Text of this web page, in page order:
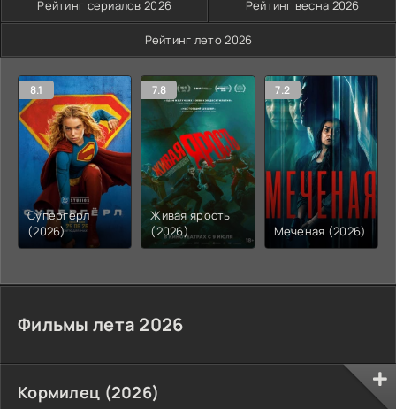
Рейтинг сериалов 2026 Рейтинг весна 2026
Рейтинг лето 2026
8.1
Супергёрл
(2026)
7.8
Живая ярость
(2026)
7.2
Меченая (2026)
Фильмы лета 2026
Кормилец (2026)